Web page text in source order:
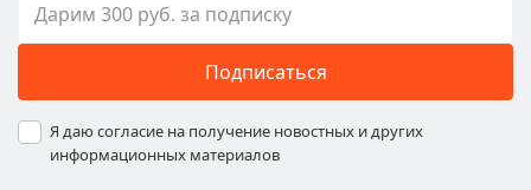
Подписаться
Я даю согласие на получение новостных и других
информационных материалов